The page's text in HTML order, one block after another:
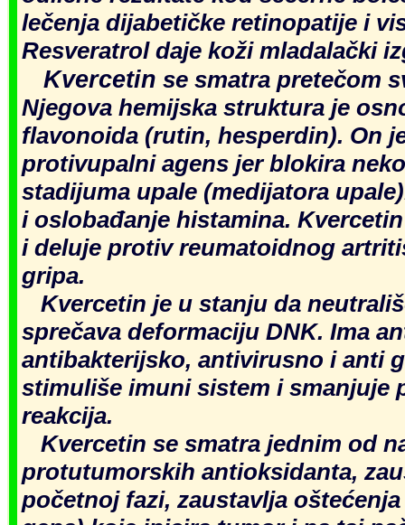
lečenja dijabetičke retinopatije i
Resveratrol daje koži mladalački
Kvercetin se smatra pretečom
Njegova hemijska struktura je
flavonoida (rutin, hesperdin). On
protivupalni agens jer blokira
stadijuma upale (medijatora
i oslobađanje histamina.
i deluje protiv reumatoidnog
gripa.
Kvercetin je u stanju da
sprečava deformaciju DNK. Ima
antibakterijsko, antivirusno i anti
stimuliše imuni sistem i smanjuje
reakcija.
Kvercetin se smatra jednim od
protutumorskih antioksidanta,
početnoj fazi, zaustavlja